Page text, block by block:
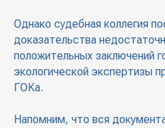
Однако судебная коллегия
доказательства
положительных заключений
экологической экспертизы
ГОКа.
Напомним, что вся